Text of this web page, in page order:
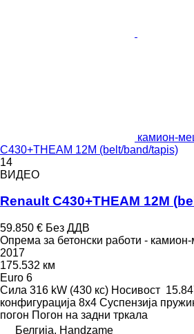
камион-
C430+THEAM 12M (belt/band/tapis)
14
ВИДЕО
Renault C430+THEAM 12M
59.850 € Без ДДВ
Опрема за бетонски работи -
2017
175.532 км
Euro 6
Сила 316 kW (430 кс) Носивост
конфигурација 8x4 Суспензија
погон Погон на задни тркала
Белгија, Handzame